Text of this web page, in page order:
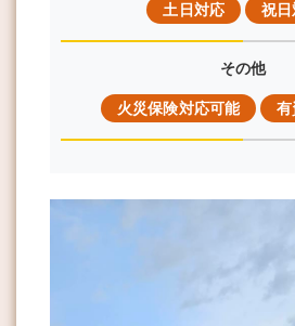
土日対応 祝日
その他
火災保険対応可能 有